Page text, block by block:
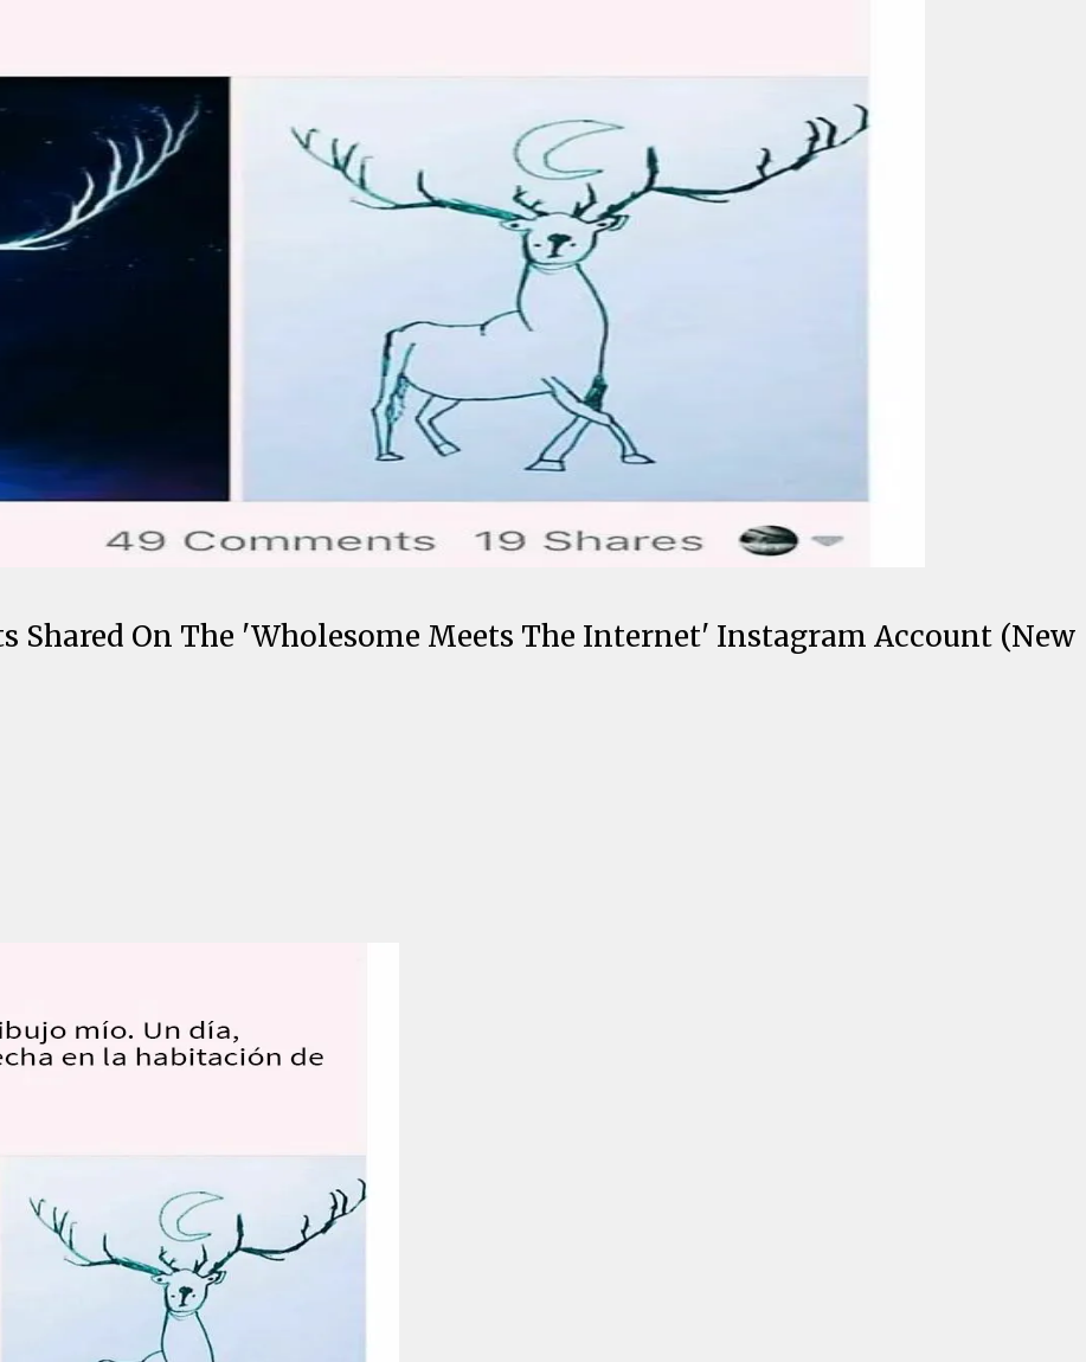
Shared On The 'Wholesome Meets The Internet' Instagram Account (New